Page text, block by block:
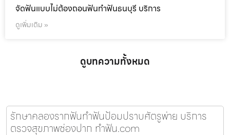
จัดฟันแบบไม่ต้องถอนฟันทำฟันธนบุรี บริการ
ดูเพิ่มเติม »
ดูบทความทั้งหมด
รักษาคลองรากฟันทำฟันป้อมปราบศัตรูพ่าย บริการ
ตรวจสุขภาพช่องปาก ทำฟัน.com